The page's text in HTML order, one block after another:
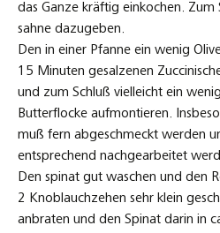
das Ganze kräftig einkochen. Zum
sahne dazugeben.
Den in einer Pfanne ein wenig
15 Minuten gesalzenen
und zum Schluß vielleicht ein
Butterflocke aufmontieren.
muß fern abgeschmeckt werden
entsprechend nachgearbeitet
Den spinat gut waschen und den
2 Knoblauchzehen sehr klein
anbraten und den Spinat darin in